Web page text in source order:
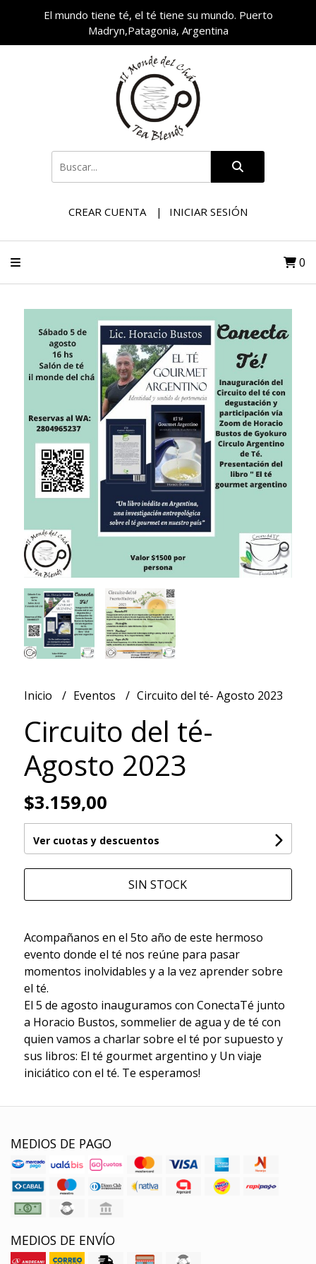
El mundo tiene té, el té tiene su mundo. Puerto
Madryn,Patagonia, Argentina
CREAR CUENTA INICIAR SESIÓN
0
Inicio Eventos Circuito del té- Agosto 2023
Circuito del té-
Agosto 2023
$3.159,00
Ver cuotas y descuentos
SIN STOCK
Acompañanos en el 5to año de este hermoso
evento donde el té nos reúne para pasar
momentos inolvidables y a la vez aprender sobre
el té.
El 5 de agosto inauguramos con ConectaTé junto
a Horacio Bustos, sommelier de agua y de té con
quien vamos a charlar sobre el té por supuesto y
sus libros: El té gourmet argentino y Un viaje
iniciático con el té. Te esperamos!
MEDIOS DE PAGO
MEDIOS DE ENVÍO